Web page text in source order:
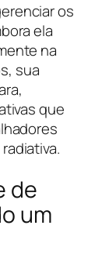
os
ela
na
sua
que
de
um